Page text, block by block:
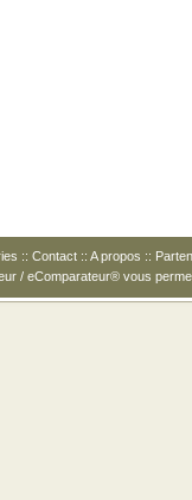
:: Contact :: A propos ::
/ eComparateur® vous